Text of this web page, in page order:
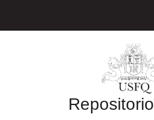
Repositorio